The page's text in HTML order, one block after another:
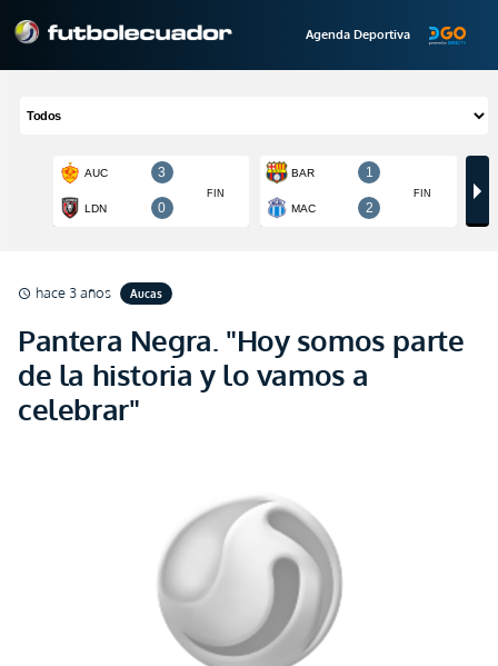
Agenda Deportiva
schedule hace 3 años Aucas
Pantera Negra. "Hoy somos parte
de la historia y lo vamos a
celebrar"